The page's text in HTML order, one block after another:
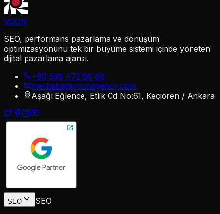
VOON
SEO, performans pazarlama ve dönüşüm
optimizasyonunu tek bir büyüme sistemi içinde yöneten
dijital pazarlama ajansı.
+90 536 472 86 66
merhaba@voonagency.com
Aşağı Eğlence, Etlik Cd No:61, Keçiören / Ankara
SEO
SEO